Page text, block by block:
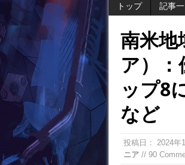
トップ 記事
南米地
ア）
ップ8
など
投稿日： 2024年
ニア // 90